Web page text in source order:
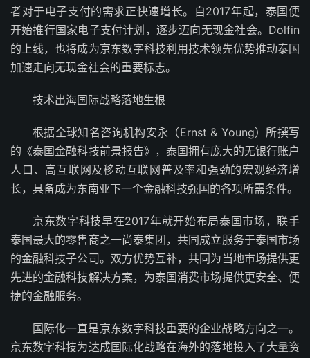
者对于电子支付的需求正快速增长。自2017年起，泰国便
开始推行国家电子支付计划，逐步迈向无现金社会。Dolfin
的上线，也将成为京东数字科技利用技术领先优势推动泰国
加速走向无现金社会的重要标志。
技术出海国际战略落地生根
根据全球知名咨询机构安永（Ernst & Young）所撰写
的《泰国金融科技前景报告》，泰国拥有庞大的无银行账户
人口、高互联网及移动互联网普及率和强劲的宏观经济增
长，具备成为东南亚下一个金融科技强国的各项所需条件。
京东数字科技早在2017年就开始布局泰国市场，联手
泰国最大的零售商之一尚泰集团，共同成立服务于泰国市场
的金融科技子公司。双方优势互补，共同为当地市场提供更
先进的金融科技解决方案，为泰国消费市场提供更安全、便
捷的金融服务。
国际化一直是京东数字科技重要的企业战略方向之一。
京东数字科技为达成国际化战略在海外的落地投入了大量资